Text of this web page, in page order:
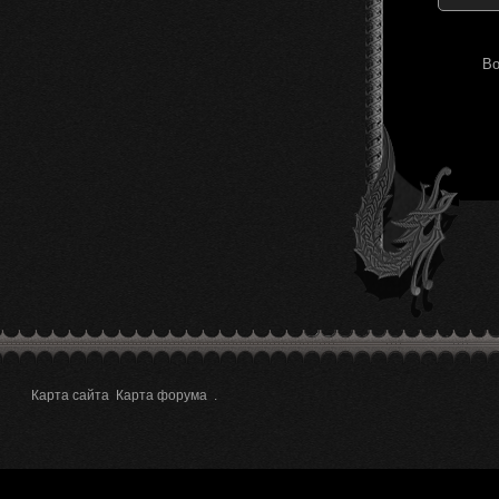
Карта сайта Карта форума